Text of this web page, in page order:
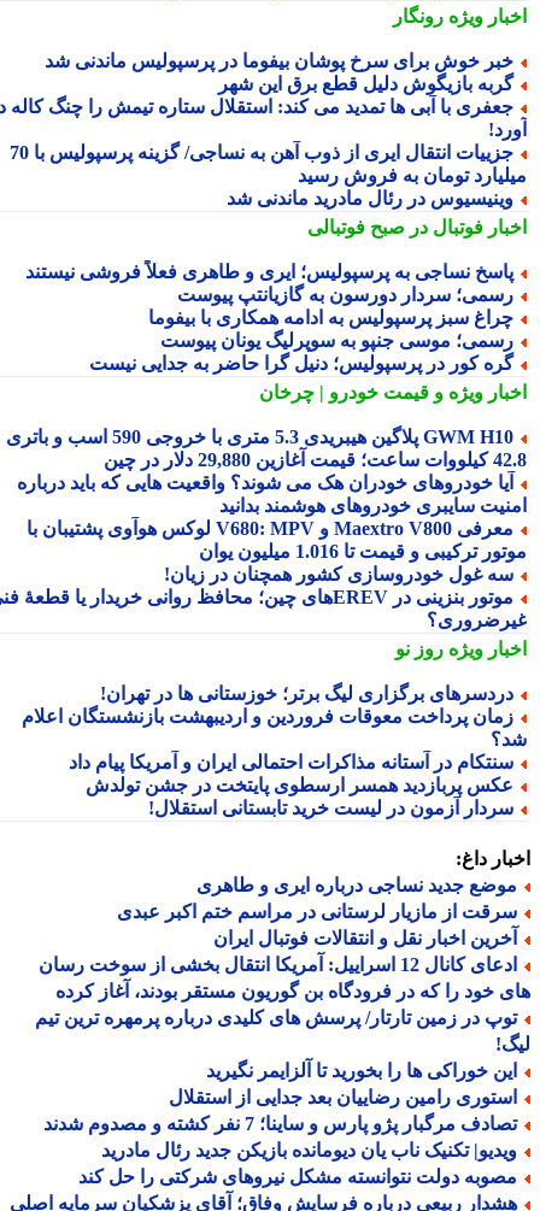
ویژهرونگار
خوش برای سرخ پوشان بیفوما در پرسپولیس ماندنی شد
بازیگوش دلیل قطع برق این شهر
با آبی ها تمدید می کند: استقلال ستاره تیمش را چنگ کاله در
جزییات انتقال ایری از ذوب آهن به نساجی/ گزینه پرسپولیس با 70
تومان به فروش رسید
در رئال مادرید ماندنی شد
فوتبال در صبح فوتبالی
نساجی به پرسپولیس؛ ایری و طاهری فعلاً فروشی نیستند
سردار دورسون به گازیانتپ پیوست
سبز پرسپولیس به ادامه همکاری با بیفوما
موسی جنپو به سوپرلیگ یونان پیوست
کور در پرسپولیس؛ دنیل گرا حاضر به جدایی نیست
ویژهو قیمت خودرو | چرخان
GWM H10 پلاگین هیبریدی 5.3 متری با خروجی 590 اسب و باتری
29,880 دلار در چین
خودروهای خودران هک می شوند؟ واقعیت هایی که باید درباره
سایبری خودروهای هوشمند بدانید
معرفی Maextro V800 و V680: MPV لوکس هوآوی پشتیبان با
ترکیبی و قیمت تا 1.016 میلیون یوان
غول خودروسازی کشور همچنان در زیان!
موتور بنزینی در EREVهای چین؛ محافظ روانی خریدار یا قطعهٔ فنی
ویژهروز نو
برگزاری لیگ برتر؛ خوزستانی ها در تهران!
پرداخت معوقات فروردین و اردیبهشت بازنشستگان اعلام
در آستانه مذاکرات احتمالی ایران و آمریکا پیام داد
پربازدید همسر ارسطوی پایتخت در جشن تولدش
آزمون در لیست خرید تابستانی استقلال!
داغ:
جدید نساجی درباره ایری و طاهری
از مازیار لرستانی در مراسم ختم اکبر عبدی
اخبار نقل و انتقالات فوتبال ایران
ادعای کانال 12 اسراییل: آمریکا انتقال بخشی از سوخت رسان
خود را که در فرودگاه بن گوریون مستقر بودند، آغاز کرده
در زمین تارتار/ پرسش های کلیدی درباره پرمهره ترین تیم
خوراکی ها را بخورید تا آلزایمر نگیرید
رامین رضاییان بعد جدایی از استقلال
مرگبار پژو پارس و ساینا؛ 7 نفر کشته و مصدوم شدند
تکنیک ناب یان دیومانده بازیکن جدید رئال مادرید
دولت نتوانسته مشکل نیروهای شرکتی را حل کند
ربیعی درباره فرسایش وفاق؛ آقای پزشکیان سرمایه اصلی